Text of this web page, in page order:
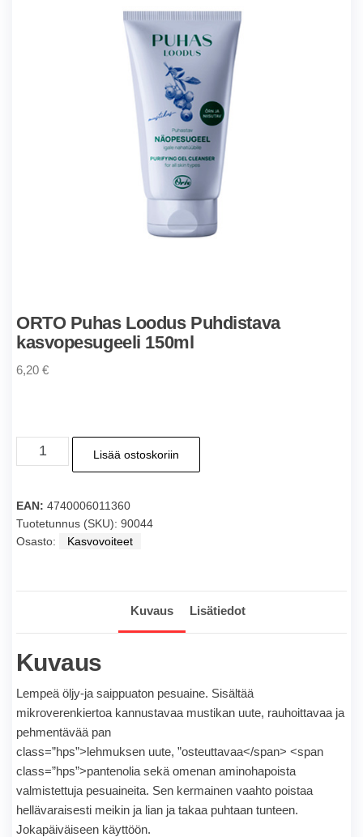
ORTO Puhas Loodus Puhdistava
kasvopesugeeli 150ml
6,20 €
ORTO
Puhas
Puhdistava
kasvopesugeeli
150ml
Lisää ostoskoriin
EAN: 4740006011360
Tuotetunnus (SKU): 90044
Osasto:
Kasvovoiteet
Kuvaus Lisätiedot
Kuvaus
Lempeä öljy-ja saippuaton pesuaine. Sisältää
mikroverenkiertoa kannustavaa mustikan uute, rauhoittavaa ja
pehmentävää pan
class=”hps”>lehmuksen uute, ”osteuttavaa</span> <span
class=”hps”>pantenolia sekä omenan aminohapoista
valmistettuja pesuaineita. Sen kermainen vaahto poistaa
hellävaraisesti meikin ja lian ja takaa puhtaan tunteen.
Jokapäiväiseen käyttöön.